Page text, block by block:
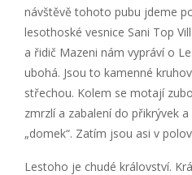
návštěvě tohoto pubu jdeme
lesothoské vesnice Sani Top
a řidič Mazeni nám vypráví o
ubohá. Jsou to kamenné
střechou. Kolem se motají
zmrzlí a zabalení do přikrývek
„domek“. Zatím jsou asi v
Lestoho je chudé království.